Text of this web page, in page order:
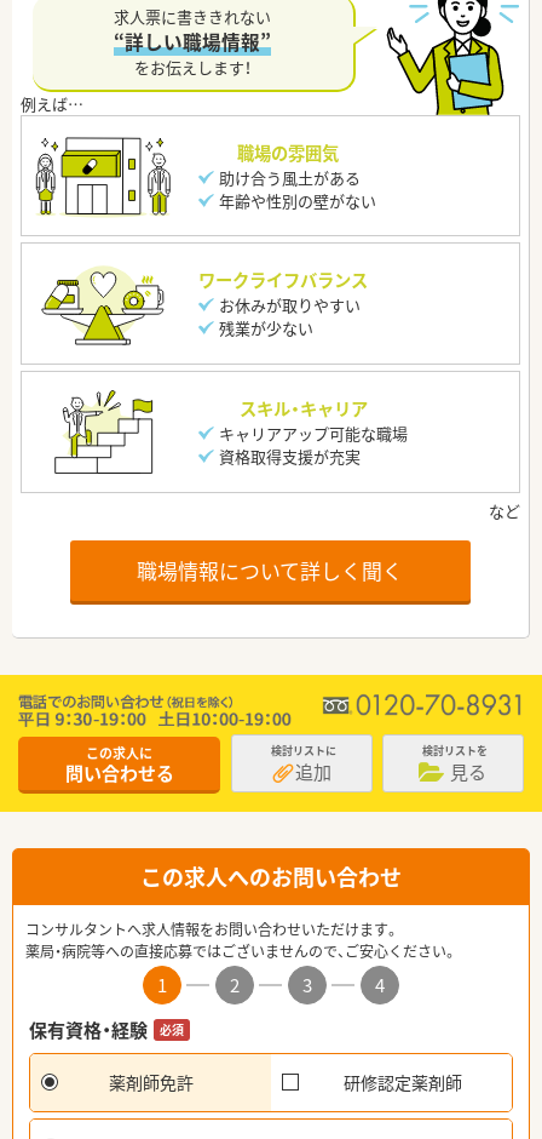
求人票に書ききれない
“詳しい職場情報”
をお伝えします！
職場の雰囲気
助け合う風土がある
年齢や性別の壁がない
ワークライフバランス
お休みが取りやすい
残業が少ない
スキル・キャリア
キャリアアップ可能な職場
資格取得支援が充実
職場情報について詳しく聞く
この求人に
問い合わせる
検討リストに
追加
検討リストを
見る
この求人へのお問い合わせ
コンサルタントへ求人情報をお問い合わせいただけます。
薬局・病院等への直接応募ではございませんので、ご安心ください。
1 2 3
4
保有資格・経験
必須
薬剤師免許 研修認定薬剤師